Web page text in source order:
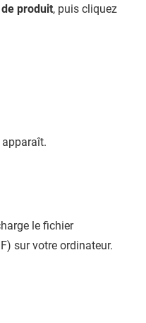
produit, puis cliquez
le fichier
sur votre ordinateur.